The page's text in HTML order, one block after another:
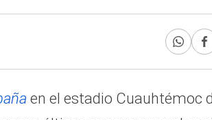
en el estadio Cuauhtémoc